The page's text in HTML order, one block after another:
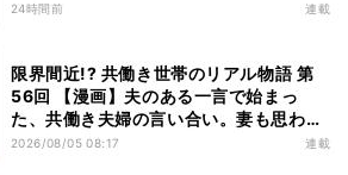
24時間前 連載
限界間近!? 共働き世帯のリアル物語 第
56回 【漫画】夫のある一言で始まっ
た、共働き夫婦の言い合い。妻も思わ
ず…
2026/08/05 08:17 連載